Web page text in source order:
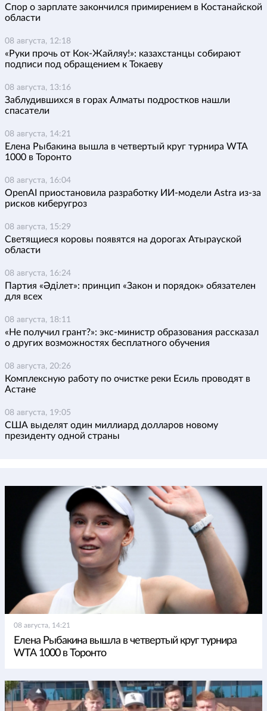
Спор о зарплате закончился примирением в Костанайской
области
08 августа, 12:18
«Руки прочь от Кок-Жайляу!»: казахстанцы собирают
подписи под обращением к Токаеву
08 августа, 13:16
Заблудившихся в горах Алматы подростков нашли
спасатели
08 августа, 14:21
Елена Рыбакина вышла в четвертый круг турнира WTA
1000 в Торонто
08 августа, 16:04
OpenAI приостановила разработку ИИ-модели Astra из-за
рисков киберугроз
08 августа, 15:29
Светящиеся коровы появятся на дорогах Атырауской
области
08 августа, 16:24
Партия «Әділет»: принцип «Закон и порядок» обязателен
для всех
08 августа, 18:11
«Не получил грант?»: экс-министр образования рассказал
о других возможностях бесплатного обучения
08 августа, 20:26
Комплексную работу по очистке реки Есиль проводят в
Астане
08 августа, 19:05
США выделят один миллиард долларов новому
президенту одной страны
08 августа, 14:21
Елена Рыбакина вышла в четвертый круг турнира
WTA 1000 в Торонто